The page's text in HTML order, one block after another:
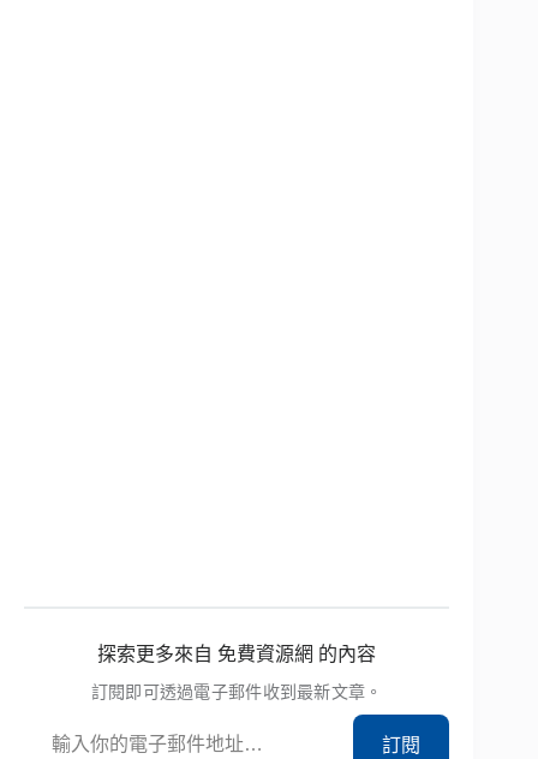
探索更多來自 免費資源網 的內容
訂閱即可透過電子郵件收到最新文章。
訂閱